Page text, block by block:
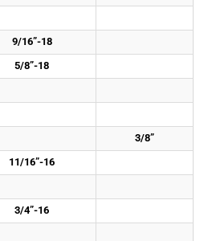
9/16”-18
5/8”-18
3/8”
11/16”-16
3/4”-16